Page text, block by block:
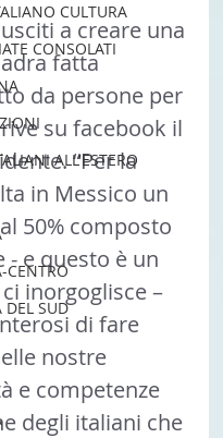
CULTURA
CONSOLATI
ALL'ESTERO
CENTRO
DEL SUD
a creare una
fatta
da persone per
su facebook il
“Per la
in Messico un
50% composto
- e questo è un
inorgoglisce –
di fare
nostre
e competenze
degli italiani che